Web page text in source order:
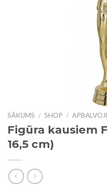
SĀKUMS / SHOP /
Figūra kausiem
16,5 cm)